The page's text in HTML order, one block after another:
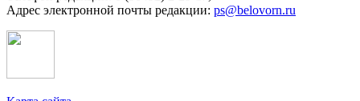
Адрес электронной почты редакции: ps@belovorn.ru